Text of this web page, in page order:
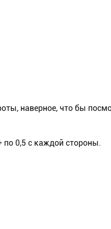
наверное, что бы
по 0,5 с каждой стороны.